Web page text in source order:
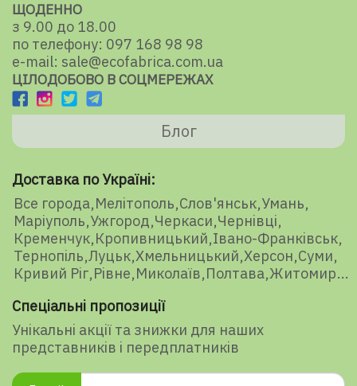
ЩОДЕННО
з 9.00 до 18.00
по телефону: 097 168 98 98
e-mail: sale@ecofabrica.com.ua
ЦІЛОДОБОВО В СОЦМЕРЕЖАХ
Блог
Доставка по Україні:
Все города Мелітополь Слов'янськ Умань
Маріуполь Ужгород Черкаси Чернівці
Кременчук Кропивницький Івано-Франківськ
Тернопіль Луцьк Хмельницький Херсон Суми
Кривий Ріг Рівне Миколаїв Полтава Житомир
Спеціальні пропозиції
Унікальні акції та знижки для наших
представників і передплатників